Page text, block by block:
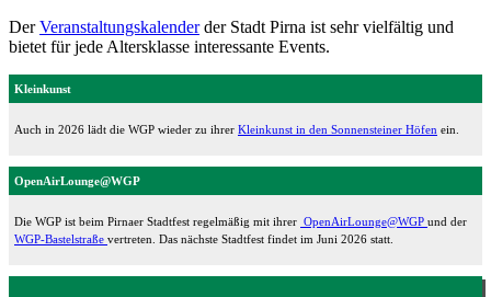
DerVeranstaltungskalenderder Stadt Pirna ist sehr vielfältig und
bietet für jede Altersklasse interessante Events.
Kleinkunst
Auch in 2026 lädt die WGP wieder zu ihrer Kleinkunst in den Sonnensteiner Höfen ein.
OpenAirLounge@WGP
Die WGP ist beim Pirnaer Stadtfest regelmäßig mit ihrer OpenAirLounge@WGP und der
WGP-Bastelstraße vertreten. Das nächste Stadtfest findet im Juni 2026 statt.